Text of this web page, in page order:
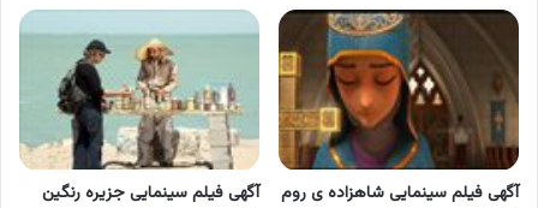
آگهی فیلم سینمایی شاهزاده ی روم آگهی فیلم سینمایی جزیره رنگین